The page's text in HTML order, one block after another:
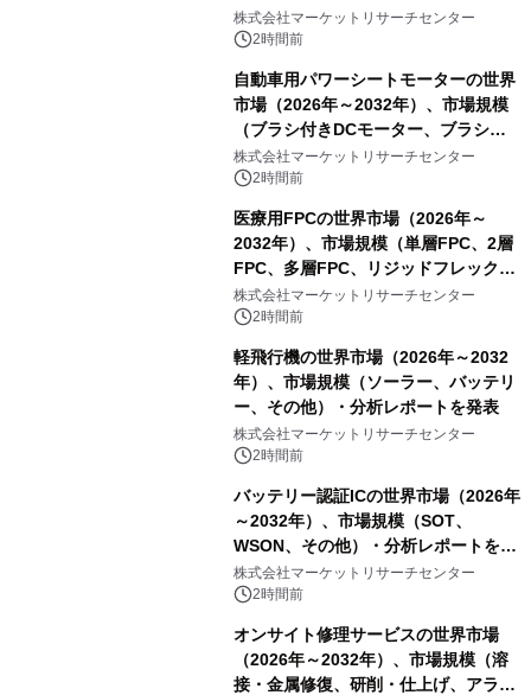
レーム）・分析レポートを発表
株式会社マーケットリサーチセンター
2時間前
自動車用パワーシートモーターの世界
市場（2026年～2032年）、市場規模
（ブラシ付きDCモーター、ブラシレ
スDCモーター）・分析レポートを発
表
株式会社マーケットリサーチセンター
2時間前
医療用FPCの世界市場（2026年～
2032年）、市場規模（単層FPC、2層
FPC、多層FPC、リジッドフレックス
PCB）・分析レポートを発表
株式会社マーケットリサーチセンター
2時間前
軽飛行機の世界市場（2026年～2032
年）、市場規模（ソーラー、バッテリ
ー、その他）・分析レポートを発表
株式会社マーケットリサーチセンター
2時間前
バッテリー認証ICの世界市場（2026年
～2032年）、市場規模（SOT、
WSON、その他）・分析レポートを発
表
株式会社マーケットリサーチセンター
2時間前
オンサイト修理サービスの世界市場
（2026年～2032年）、市場規模（溶
接・金属修復、研削・仕上げ、アライ